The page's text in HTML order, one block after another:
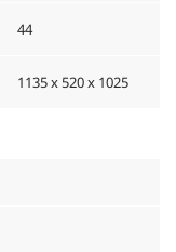
44
1135 x 520 x 1025